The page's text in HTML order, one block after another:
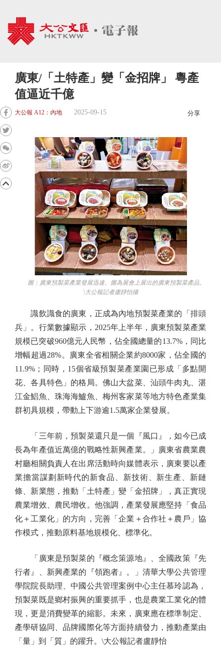
廣東/「土特產」變「金招牌」 粵產
值逼近千億
大公報 A12：內地 2025-09-15 分享
圖：廣東預製菜產業發展迅速。圖為展會上展出的廣東預製菜產品。
\大公報記者盧靜怡攝
識飲識食的廣東，正成為內地預製菜產業的「排頭
兵」。行業數據顯示，2025年上半年，廣東預製菜產業
規模已突破960億元人民幣，佔全國總量的13.7%，同比
增幅超過28%。廣東全省相關企業約8000家，佔全國的
11.9%；同時，15個省級預製菜產業園已形成「多點開
花、各具特色」的格局。佛山大盆菜、汕頭牛肉丸、湛
江金鯧魚、珠海海鱸魚、梅州客家菜等地方特色產業集
群初具規模，帶動上下游逾1.5萬家企業發展。
「三年前，預製菜還只是一個『風口』，如今已成
長為年產值近萬億的戰略性新興產業。」廣東省農業農
村廳相關負責人在出席活動時向媒體表示，廣東要以產
業擔當謀劃新時代的新食品、新技術、新生產、新鏈
條、新業態，推動「土特產」變「金招牌」，真正實現
農業增效、農民增收。他強調，產業發展應堅持「食品
化＋工業化」的方向，完善「企業＋合作社＋農戶」協
作模式，推動原料基地規模化、標準化。
「廣東是預製菜的『概念策源地』、全國政策『先
行者』、新興產業的『領跑者』。」清華大學公共管理
學院院長助理、中國公共管理案例中心主任慕玲認為，
預製菜既是鄉村振興的重要抓手，也是農業工業化的體
現，更是消費變革的縮影。未來，廣東應在標準制定、
產學研協同、品牌國際化等方面持續發力，推動產業由
「量」到「質」的躍升。\大公報記者盧靜怡